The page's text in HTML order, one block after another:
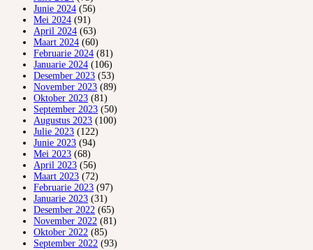
Junie 2024 (56)
Mei 2024 (91)
April 2024 (63)
Maart 2024 (60)
Februarie 2024 (81)
Januarie 2024 (106)
Desember 2023 (53)
November 2023 (89)
Oktober 2023 (81)
September 2023 (50)
Augustus 2023 (100)
Julie 2023 (122)
Junie 2023 (94)
Mei 2023 (68)
April 2023 (56)
Maart 2023 (72)
Februarie 2023 (97)
Januarie 2023 (31)
Desember 2022 (65)
November 2022 (81)
Oktober 2022 (85)
September 2022 (93)